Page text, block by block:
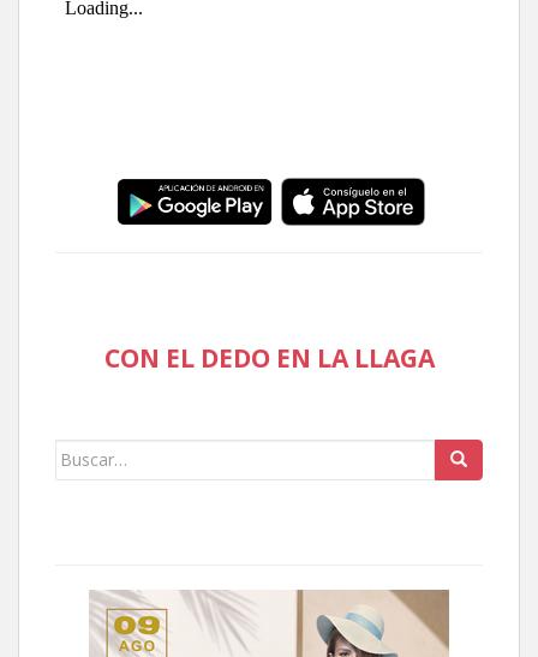
CON EL DEDO EN LA LLAGA
Buscar: